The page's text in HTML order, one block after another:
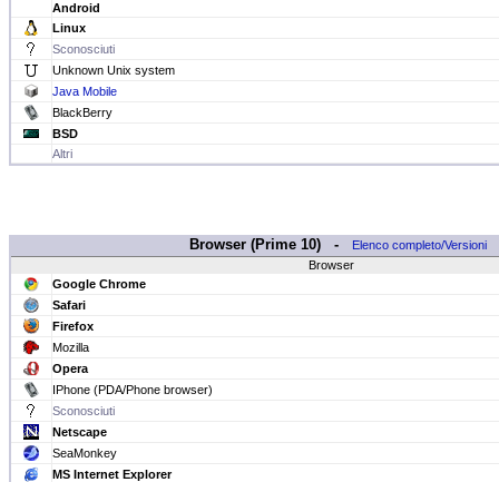
Android
Linux
Sconosciuti
Unknown Unix system
Java Mobile
BlackBerry
BSD
Altri
Browser (Prime 10) - Elenco completo/Versioni
Browser
Google Chrome
Safari
Firefox
Mozilla
Opera
IPhone (PDA/Phone browser)
Sconosciuti
Netscape
SeaMonkey
MS Internet Explorer